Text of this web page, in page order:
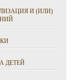
И (ИЛИ)
ДЕТЕЙ